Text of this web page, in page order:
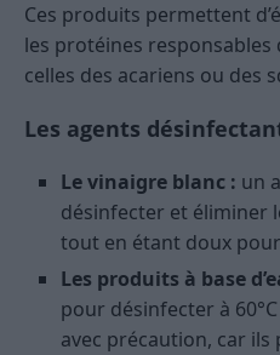
Ces produits permettent
les protéines responsables
celles des acariens ou des
Les agents
Le vinaigre blanc : un
désinfecter et éliminer
tout en étant doux
Les produits à base
pour désinfecter à
avec précaution, car